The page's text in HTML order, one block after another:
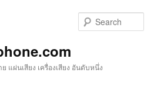
แผ่นเสียง เครื่องเสียง อันดับหนึ่ง